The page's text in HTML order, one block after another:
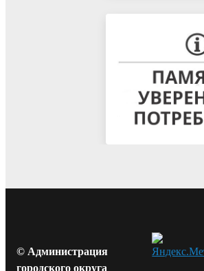
© Администрация
городского округа